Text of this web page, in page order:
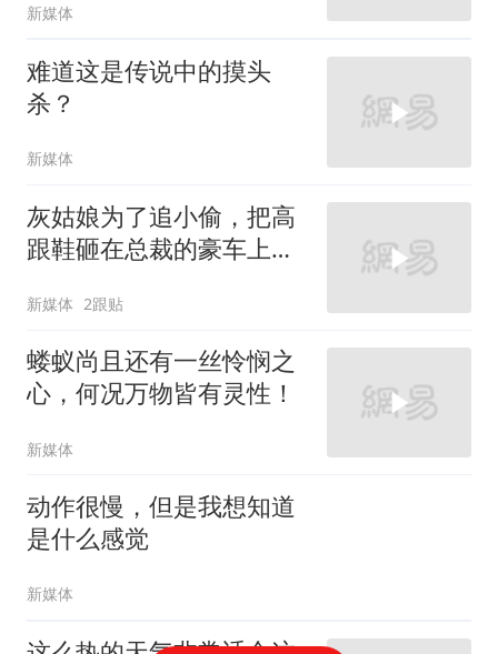
新媒体
难道这是传说中的摸头
杀？
新媒体
灰姑娘为了追小偷，把高
跟鞋砸在总裁的豪车上，
新媒体 2跟贴
蝼蚁尚且还有一丝怜悯之
心，何况万物皆有灵性！
新媒体
动作很慢，但是我想知道
是什么感觉
新媒体